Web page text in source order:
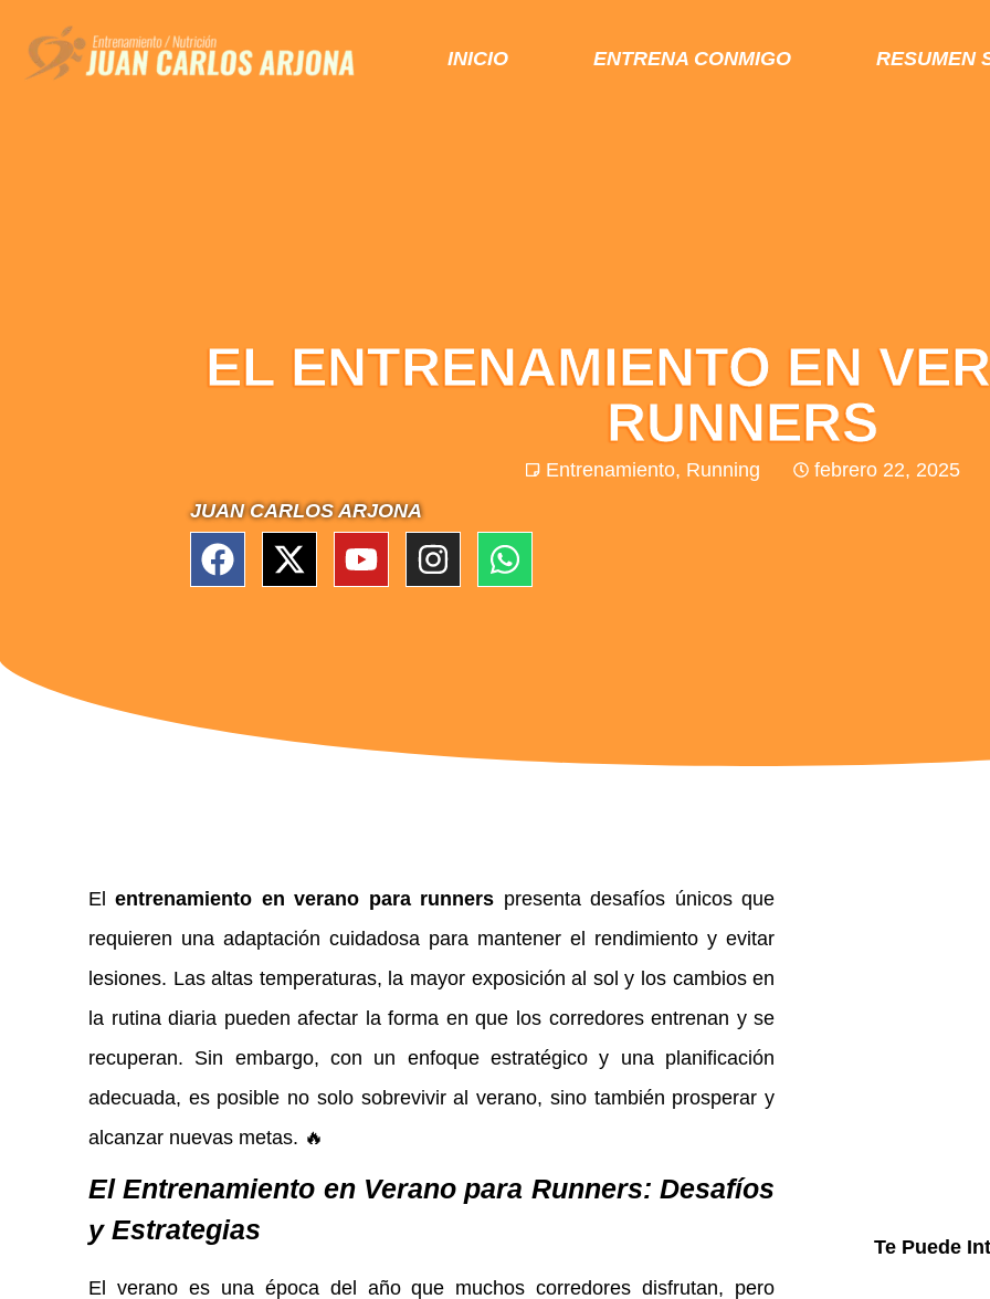
INICIO ENTRENA CONMIGO RESUMEN
EL ENTRENAMIENTO EN
RUNNERS
Entrenamiento, Running
febrero 22, 2025
JUAN CARLOS ARJONA
Elentrenamiento en verano para runners presenta desafíos únicos que
requieren una adaptación cuidadosa para mantener el rendimiento y evitar
lesiones. Las altas temperaturas, la mayor exposición al sol y los cambios en
la rutina diaria pueden afectar la forma en que los corredores entrenan y se
recuperan. Sin embargo, con un enfoque estratégico y una planificación
adecuada, es posible no solo sobrevivir al verano, sino también prosperar y
alcanzar nuevas metas. 🔥
El Entrenamiento en Verano para Runners: Desafíos
y Estrategias
El verano es una época del año que muchos corredores disfrutan, pero
Te Puede